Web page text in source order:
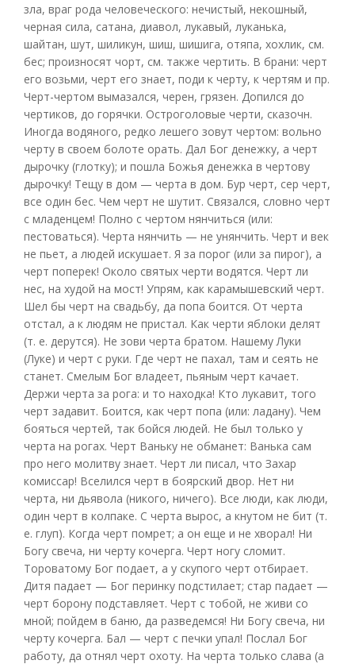
зла, враг рода человеческого: нечистый, некошный,
черная сила, сатана, диавол, лукавый, луканька,
шайтан, шут, шиликун, шиш, шишига, отяпа, хохлик, см.
бес; произносят чорт, см. также чертить. В брани: черт
его возьми, черт его знает, поди к черту, к чертям и пр.
Черт-чертом вымазался, черен, грязен. Допился до
чертиков, до горячки. Остроголовые черти, сказочн.
Иногда водяного, редко лешего зовут чертом: вольно
черту в своем болоте орать. Дал Бог денежку, а черт
дырочку (глотку); и пошла Божья денежка в чертову
дырочку! Тещу в дом — черта в дом. Бур черт, сер черт,
все один бес. Чем черт не шутит. Связался, словно черт
с младенцем! Полно с чертом нянчиться (или:
пестоваться). Черта нянчить — не унянчить. Черт и век
не пьет, а людей искушает. Я за порог (или за пирог), а
черт поперек! Около святых черти водятся. Черт ли
нес, на худой на мост! Упрям, как карамышевский черт.
Шел бы черт на свадьбу, да попа боится. От черта
отстал, а к людям не пристал. Как черти яблоки делят
(т. е. дерутся). Не зови черта братом. Нашему Луки
(Луке) и черт с руки. Где черт не пахал, там и сеять не
станет. Смелым Бог владеет, пьяным черт качает.
Держи черта за рога: и то находка! Кто лукавит, того
черт задавит. Боится, как черт попа (или: ладану). Чем
бояться чертей, так бойся людей. Не был только у
черта на рогах. Черт Ваньку не обманет: Ванька сам
про него молитву знает. Черт ли писал, что Захар
комиссар! Вселился черт в боярский двор. Нет ни
черта, ни дьявола (никого, ничего). Все люди, как люди,
один черт в колпаке. С черта вырос, а кнутом не бит (т.
е. глуп). Когда черт помрет; а он еще и не хворал! Ни
Богу свеча, ни черту кочерга. Черт ногу сломит.
Тороватому Бог подает, а у скупого черт отбирает.
Дитя падает — Бог перинку подстилает; стар падает —
черт борону подставляет. Черт с тобой, не живи со
мной; пойдем в баню, да разведемся! Ни Богу свеча, ни
черту кочерга. Бал — черт с печки упал! Послал Бог
работу, да отнял черт охоту. На черта только слава (а